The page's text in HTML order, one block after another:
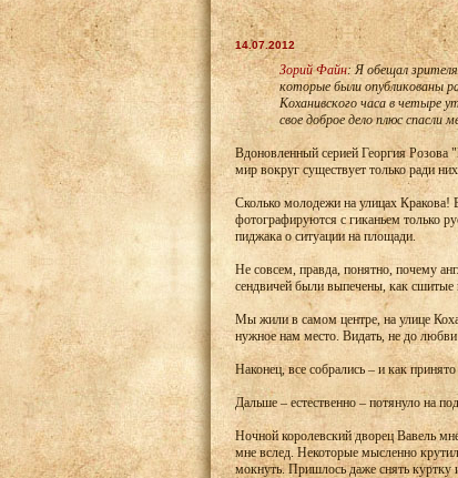
14.07.2012
Зорий Файн: Я обещал
которые были опубликованы
Коханивского часа в четыре
свое доброе дело плюс спасли
Вдоновленный серией Георгия Розова
мир вокруг существует только ради
Сколько молодежи на улицах Кракова!
фотографируются с гиканьем только
пиджака о ситуации на площади.
Не совсем, правда, понятно, почему
сендвичей были выпечены, как
Мы жили в самом центре, на улице
нужное нам место. Видать, не до
Наконец, все собрались – и как
Дальше – естественно – потянуло на
Ночной королевский дворец Вавель
мне вслед. Некоторые мысленно
мокнуть. Пришлось даже снять куртку